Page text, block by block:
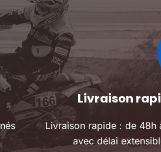
Diamètre
Livraison
Livraison rapide : de 48h
avec délai